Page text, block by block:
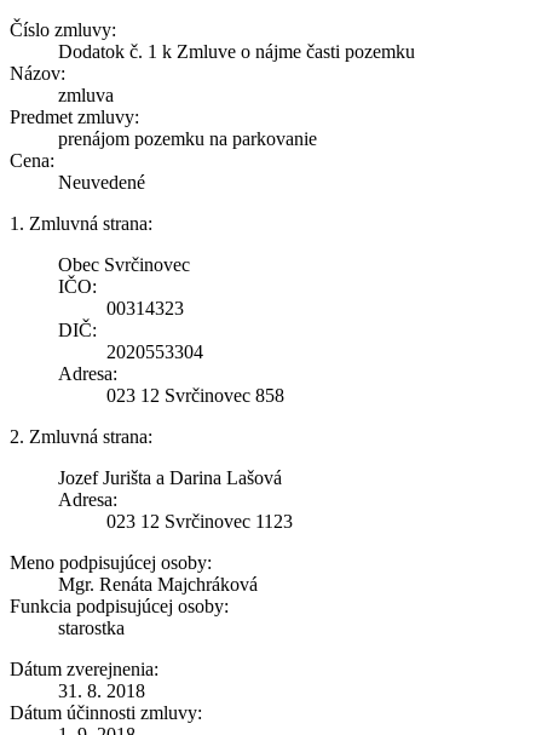
Číslo zmluvy:
Dodatok č. 1 k Zmluve o nájme časti pozemku
Názov:
zmluva
Predmet zmluvy:
prenájom pozemku na parkovanie
Cena:
Neuvedené
1. Zmluvná strana:
Obec Svrčinovec
IČO:
00314323
DIČ:
2020553304
Adresa:
023 12 Svrčinovec 858
2. Zmluvná strana:
Jozef Jurišta a Darina Lašová
Adresa:
023 12 Svrčinovec 1123
Meno podpisujúcej osoby:
Mgr. Renáta Majchráková
Funkcia podpisujúcej osoby:
starostka
Dátum zverejnenia:
31. 8. 2018
Dátum účinnosti zmluvy: